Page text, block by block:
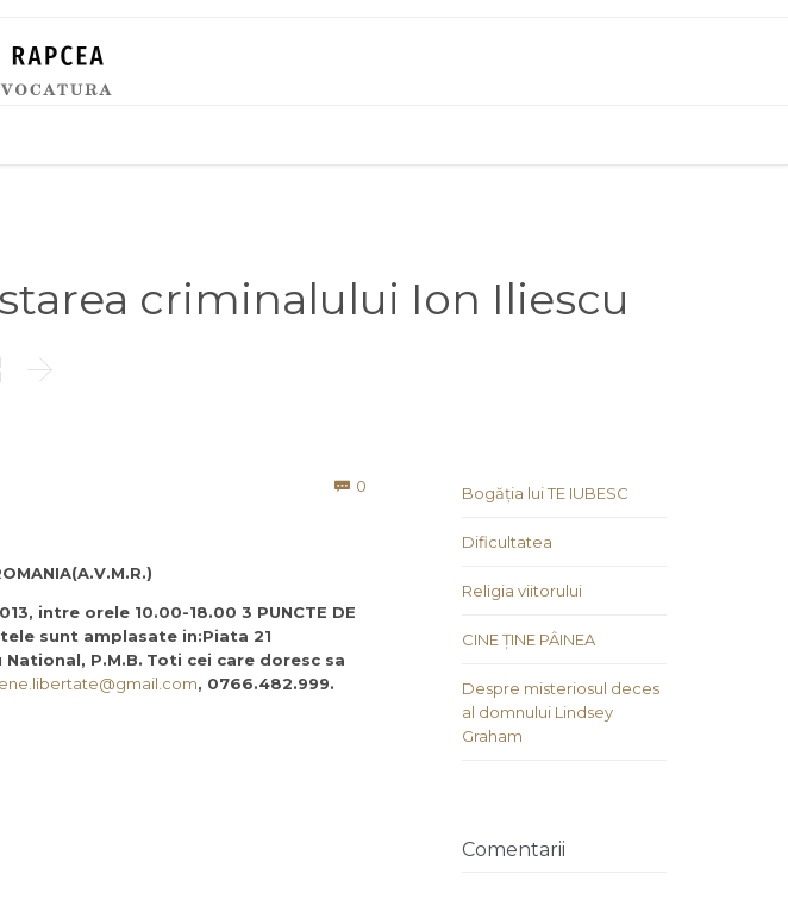
criminalului Ion Iliescu

 0
intre orele 10.00-18.00 3 PUNCTE DE
sunt amplasate in:Piata 21
P.M.B. Toti cei care doresc sa
ene.libertate@gmail.com, 0766.482.999.
Bogăția lui TE IUBESC
Dificultatea
Religia viitorului
CINE ȚINE PÂINEA
Despre misteriosul deces
al domnului Lindsey
Graham
Comentarii